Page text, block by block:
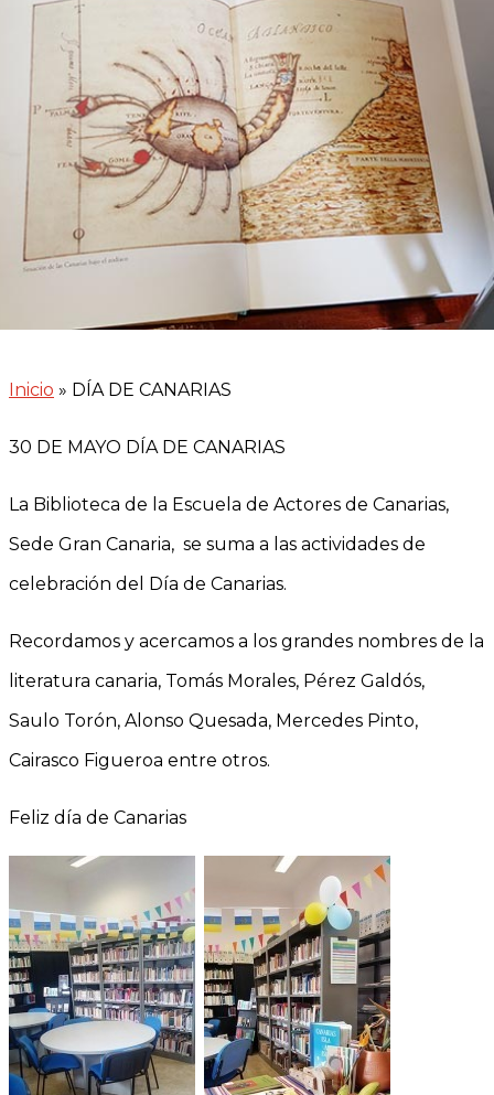
Inicio » DÍA DE CANARIAS
30 DE MAYO DÍA DE CANARIAS
La Biblioteca de la Escuela de Actores de Canarias,
Sede Gran Canaria, se suma a las actividades de
celebración del Día de Canarias.
Recordamos y acercamos a los grandes nombres de la
literatura canaria, Tomás Morales, Pérez Galdós,
Saulo Torón, Alonso Quesada, Mercedes Pinto,
Cairasco Figueroa entre otros.
Feliz día de Canarias